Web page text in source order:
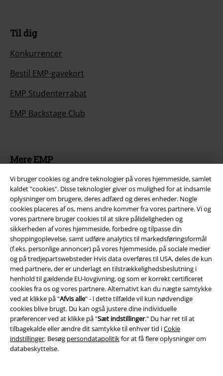
Vi bruger cookies og andre teknologier på vores hjemmeside, samlet
kaldet "cookies". Disse teknologier giver os mulighed for at indsamle
oplysninger om brugere, deres adfærd og deres enheder. Nogle
cookies placeres af os, mens andre kommer fra vores partnere. Vi og
vores partnere bruger cookies til at sikre pålideligheden og
sikkerheden af ​​vores hjemmeside, forbedre og tilpasse din
shoppingoplevelse, samt udføre analytics til markedsføringsformål
(f.eks. personlige annoncer) på vores hjemmeside, på sociale medier
og på tredjepartswebsteder Hvis data overføres til USA, deles de kun
med partnere, der er underlagt en tilstrækkelighedsbeslutning i
henhold til gældende EU-lovgivning, og som er korrekt certificeret
cookies fra os og vores partnere. Alternativt kan du nægte samtykke
ved at klikke på "Afvis alle" - i dette tilfælde vil kun nødvendige
cookies blive brugt. Du kan også justere dine individuelle
præferencer ved at klikke på "Sæt indstillinger." Du har ret til at
tilbagekalde eller ændre dit samtykke til enhver tid iCokie
indstillinger. Besøg persondatapolitikfor at få flere oplysninger om
databeskyttelse.
Til dig
Konkurrencer
Bestil EMP-gavekort
EMP Studenterrabat
EMP Backstage Club
Mere EMP
Partnerprogram
Bæredygtighed
Community